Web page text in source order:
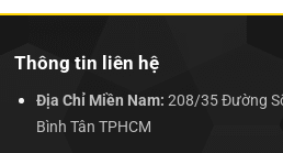
Thông tin liên hệ
Địa Chỉ Miền Nam: 208/35 Đường
Bình Tân TPHCM